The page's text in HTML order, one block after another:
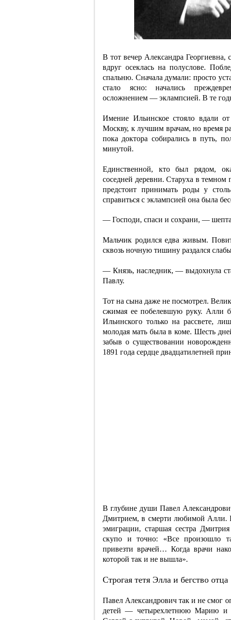
В тот вечер Александра Георгиевна,
вдруг осеклась на полуслове.
спальню. Сначала думали: просто
стало ясно: начались
осложнением — эклампсией. В те
Имение Ильинское стояло вдали
Москву, к лучшим врачам, но время
пока доктора собирались в путь,
минутой.
Единственной, кто был рядом,
соседней деревни. Старуха в темном
предстоит принимать роды у
справиться с эклампсией она была
— Господи, спаси и сохрани, —
Мальчик родился едва живым.
сквозь ночную тишину раздался
— Князь, наследник, — выдохнула
Павлу.
Тот на сына даже не посмотрел.
сжимая ее побелевшую руку. Алли
Ильинского только на рассвете,
молодая мать была в коме. Шесть
забыв о существовании
1891 года сердце двадцатилетней
В глубине души Павел
Дмитрием, в смерти любимой Алли.
эмиграции, старшая сестра
скупо и точно: «Все произошло
привезти врачей… Когда врачи
которой так и не вышла».
Строгая тетя Элла и бегство отца
Павел Александрович так и не смог
детей — четырехлетнюю Марию и